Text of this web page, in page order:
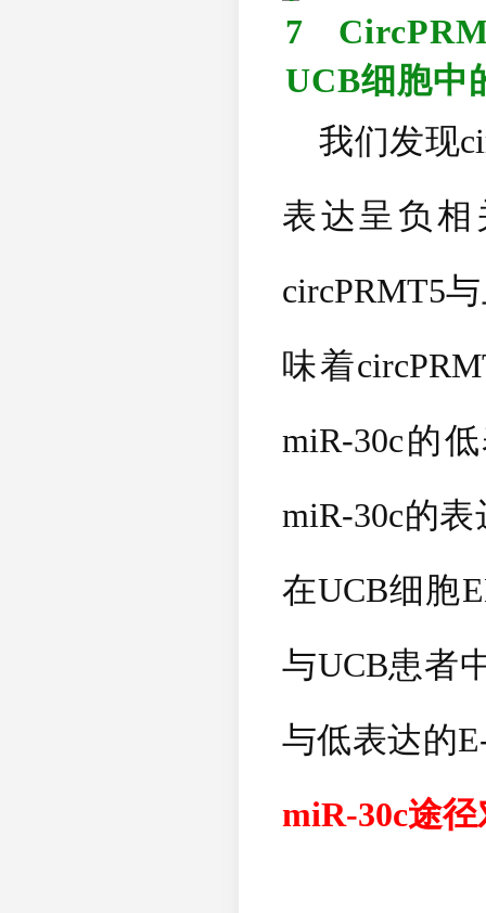
7
UCB细胞中
我们发现
表达呈负
circPRMT5
味着
miR-30c的
miR-30c的表
在UCB细胞
与UCB患者
与低表达的
miR-30c途径